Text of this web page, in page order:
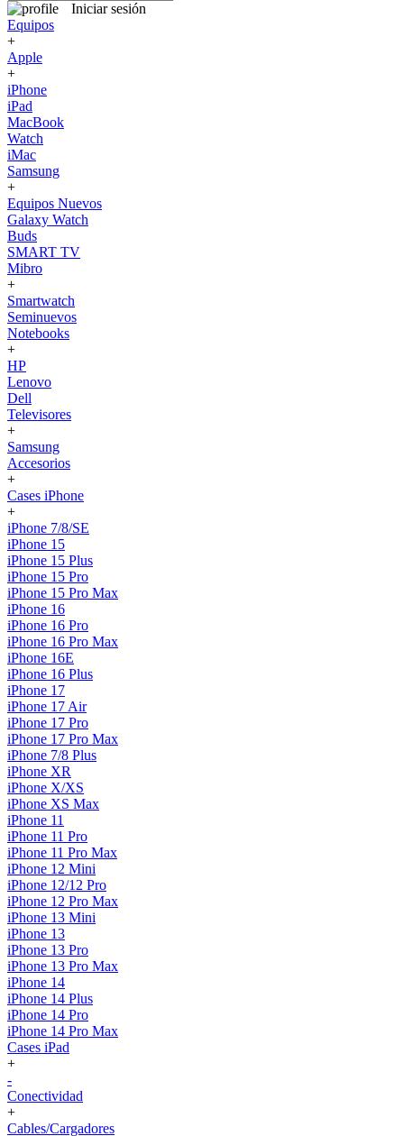
Iniciar sesión
Equipos
+
Apple
+
iPhone
iPad
MacBook
Watch
iMac
Samsung
+
Equipos Nuevos
Galaxy Watch
Buds
SMART TV
Mibro
+
Smartwatch
Seminuevos
Notebooks
+
HP
Lenovo
Dell
Televisores
+
Samsung
Accesorios
+
Cases iPhone
+
iPhone 7/8/SE
iPhone 15
iPhone 15 Plus
iPhone 15 Pro
iPhone 15 Pro Max
iPhone 16
iPhone 16 Pro
iPhone 16 Pro Max
iPhone 16E
iPhone 16 Plus
iPhone 17
iPhone 17 Air
iPhone 17 Pro
iPhone 17 Pro Max
iPhone 7/8 Plus
iPhone XR
iPhone X/XS
iPhone XS Max
iPhone 11
iPhone 11 Pro
iPhone 11 Pro Max
iPhone 12 Mini
iPhone 12/12 Pro
iPhone 12 Pro Max
iPhone 13 Mini
iPhone 13
iPhone 13 Pro
iPhone 13 Pro Max
iPhone 14
iPhone 14 Plus
iPhone 14 Pro
iPhone 14 Pro Max
Cases iPad
+
-
Conectividad
+
Cables/Cargadores